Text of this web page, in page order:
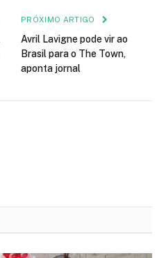
PRÓXIMO ARTIGO
Avril Lavigne pode vir ao
Brasil para o The Town,
aponta jornal